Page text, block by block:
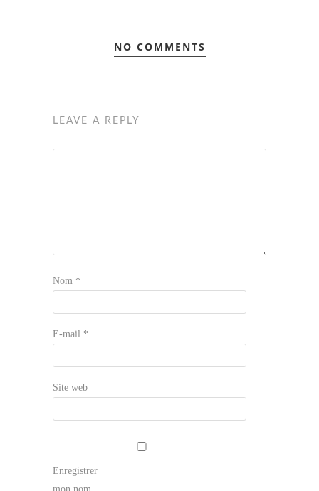
NO COMMENTS
LEAVE A REPLY
Nom *
E-mail *
Site web
Enregistrer